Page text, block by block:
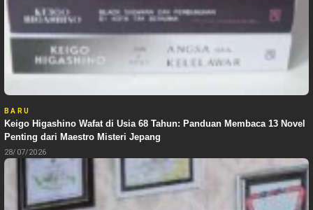
BARU
Keigo Higashino Wafat di Usia 68 Tahun: Panduan Membaca 13 Novel
Penting dari Maestro Misteri Jepang
28/07/2026